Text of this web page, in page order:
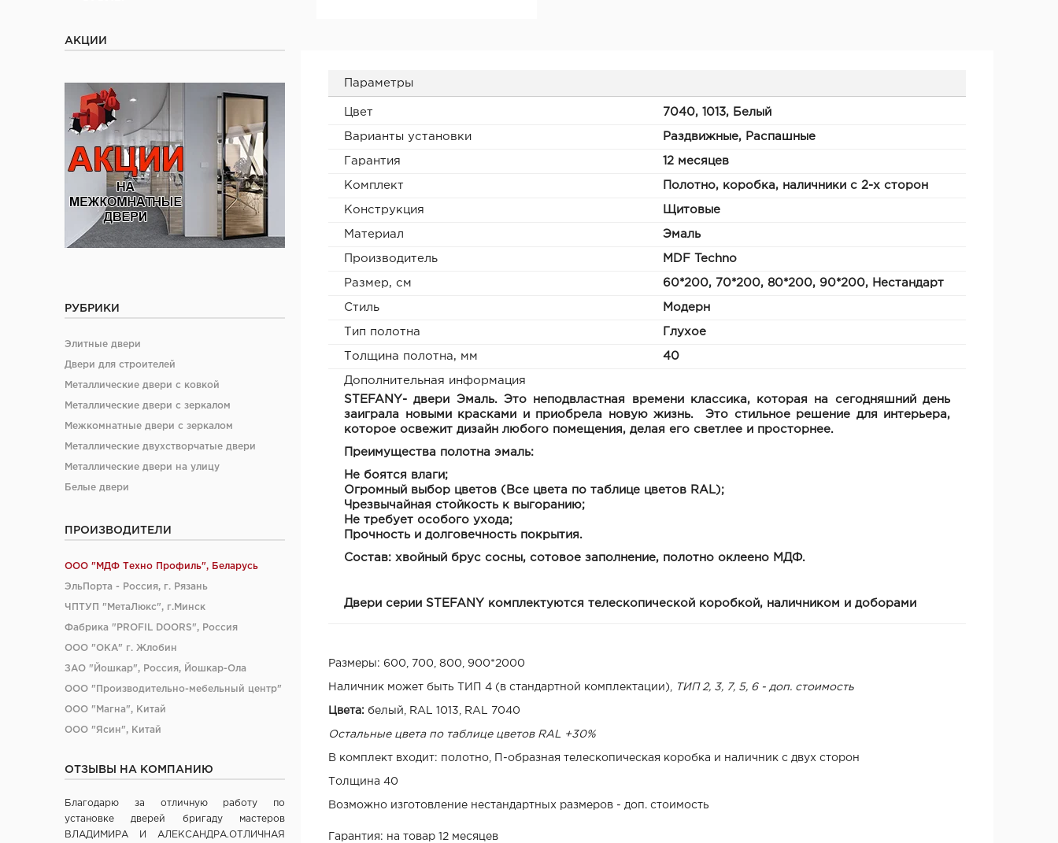
АКЦИИ
РУБРИКИ
Элитные двери
Двери для строителей
Металлические двери с ковкой
Металлические двери с зеркалом
Межкомнатные двери с зеркалом
Металлические двухстворчатые двери
Металлические двери на улицу
Белые двери
ПРОИЗВОДИТЕЛИ
ООО "МДФ Техно Профиль", Беларусь
ЭльПорта - Россия, г. Рязань
ЧПТУП "МетаЛюкс", г.Минск
Фабрика "PROFIL DOORS", Россия
ООО "ОКА" г. Жлобин
ЗАО "Йошкар", Россия, Йошкар-Ола
ООО "Производительно-мебельный центр"
ООО "Магна", Китай
ООО "Ясин", Китай
ООО "Промет", г. Москва
Verda ЗАО "ПО Одинцово", г. Москва
ОТЗЫВЫ НА КОМПАНИЮ
Благодарю за отличную работу по
установке дверей бригаду мастеров
ВЛАДИМИРА И АЛЕКСАНДРА.ОТЛИЧНАЯ
Параметры
Цвет 7040, 1013, Белый
Варианты установки Раздвижные, Распашные
Гарантия 12 месяцев
Комплект Полотно, коробка, наличники с 2-х сторон
Конструкция Щитовые
Материал Эмаль
Производитель MDF Teсhno
Размер, см 60*200, 70*200, 80*200, 90*200, Нестандарт
Стиль Модерн
Тип полотна Глухое
Толщина полотна, мм 40
Дополнительная информация
STEFANY- двери Эмаль. Это неподвластная времени классика, которая на сегодняшний день
заиграла новыми красками и приобрела новую жизнь. Это стильное решение для интерьера,
которое освежит дизайн любого помещения, делая его светлее и просторнее.
Преимущества полотна эмаль:
Не боятся влаги;
Огромный выбор цветов (Все цвета по таблице цветов RAL);
Чрезвычайная стойкость к выгоранию;
Не требует особого ухода;
Прочность и долговечность покрытия.
Состав: хвойный брус сосны, сотовое заполнение, полотно оклеено МДФ.
Двери серии STEFANY комплектуются телескопической коробкой, наличником и доборами
Размеры: 600, 700, 800, 900*2000
Наличник может быть ТИП 4 (в стандартной комплектации), ТИП 2, 3, 7, 5, 6 - доп. стоимость
Цвета: белый, RAL 1013, RAL 7040
Остальные цвета по таблице цветов RAL +30%
В комплект входит: полотно, П-образная телескопическая коробка и наличник с двух сторон
Толщина 40
Возможно изготовление нестандартных размеров - доп. стоимость
Гарантия: на товар 12 месяцев